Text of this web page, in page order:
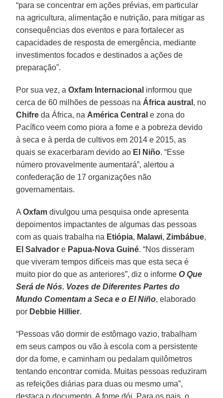
“para se concentrar em ações prévias, em particular
na agricultura, alimentação e nutrição, para mitigar as
consequências dos eventos e para fortalecer as
capacidades de resposta de emergência, mediante
investimentos focados e destinados a ações de
preparação”.
Por sua vez, a Oxfam Internacional informou que
cerca de 60 milhões de pessoas na África austral , no
Chifre da África, na América Central e zona do
Pacífico veem como piora a fome e a pobreza devido
à seca e à perda de cultivos em 2014 e 2015, as
quais se exacerbaram devido ao El Niño. “Esse
número provavelmente aumentará”, alertou a
confederação de 17 organizações não
governamentais.
AOxfam divulgou uma pesquisa onde apresenta
depoimentos impactantes de algumas das pessoas
com as quais trabalha na Etiópia, Malawi,Zimbábue,
El Salvador e Papua-Nova Guiné. “Nos disseram
que viveram tempos difíceis mas que esta seca é
muito pior do que as anteriores”, diz o informeO Que
Será de Nós. Vozes de Diferentes Partes do
Mundo Comentam a Seca e o El Niño, elaborado
por Debbie Hillier.
“Pessoas vão dormir de estômago vazio, trabalham
em seus campos ou vão à escola com a persistente
dor da fome, e caminham ou pedalam quilômetros
tentando encontrar comida. Muitas pessoas reduziram
as refeições diárias para duas ou mesmo uma”,
destaca o documento. A fome dói. Para os pais, o